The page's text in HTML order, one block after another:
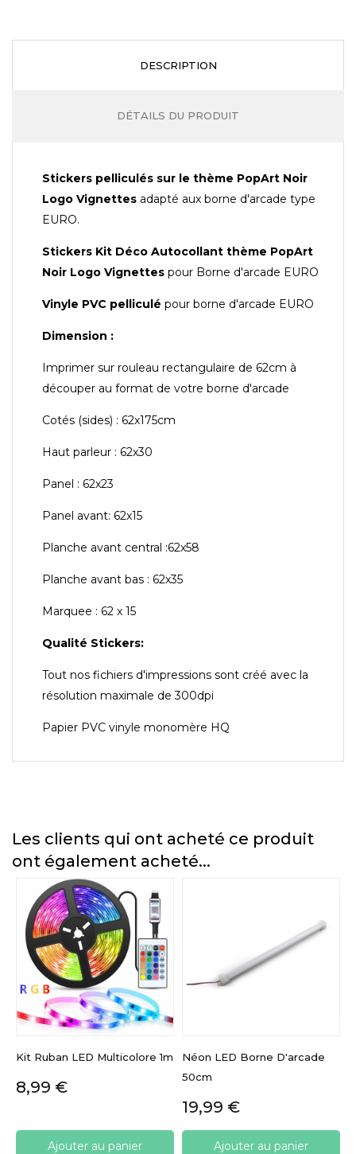
DESCRIPTION
DÉTAILS DU PRODUIT
Stickers pelliculés sur le thème PopArt Noir
Logo Vignettes adapté aux borne d'arcade type
EURO.
Stickers Kit Déco Autocollant thème PopArt
Noir Logo Vignettes pour Borne d'arcade EURO
Vinyle PVC pelliculé pour borne d'arcade EURO
Dimension :
Imprimer sur rouleau rectangulaire de 62cm à
découper au format de votre borne d'arcade
Cotés (sides) : 62x175cm
Haut parleur : 62x30
Panel : 62x23
Panel avant: 62x15
Planche avant central :62x58
Planche avant bas : 62x35
Marquee : 62 x 15
Qualité Stickers:
Tout nos fichiers d'impressions sont créé avec la
résolution maximale de 300dpi
Papier PVC vinyle monomère HQ
Les clients qui ont acheté ce produit
ont également acheté...
Kit Ruban LED Multicolore 1m
Prix
8,99 €
Ajouter au panier
Néon LED Borne D'arcade
50cm
Prix
19,99 €
Ajouter au panier